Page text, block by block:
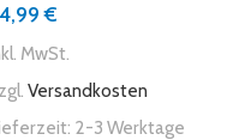
€
MwSt.
Versandkosten
2-3 Werktage